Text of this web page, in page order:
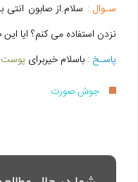
سـوال : سلام.از صابون
نزدن استفاده می کنم؟ ایا
پاسـخ : باسلام خیربرای
جوش صورت